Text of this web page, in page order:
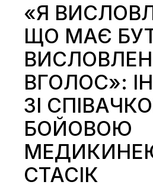
«Я
ЩО МАЄ
ВГОЛОС»:
ЗІ
БОЙОВОЮ
СТАСІК